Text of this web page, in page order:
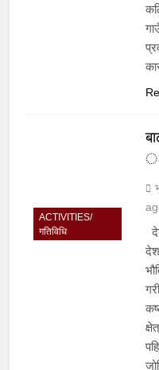
ACTIVITIES/
गतिविधि